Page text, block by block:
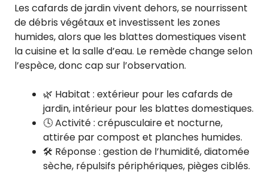
Les cafards de jardin vivent dehors, se nourrissent
de débris végétaux et investissent les zones
humides, alors que les blattes domestiques visent
la cuisine et la salle d’eau. Le remède change selon
l’espèce, donc cap sur l’observation.
🌿 Habitat : extérieur pour les cafards de
jardin, intérieur pour les blattes domestiques.
🕓 Activité : crépusculaire et nocturne,
attirée par compost et planches humides.
🛠️ Réponse : gestion de l’humidité, diatomée
sèche, répulsifs périphériques, pièges ciblés.